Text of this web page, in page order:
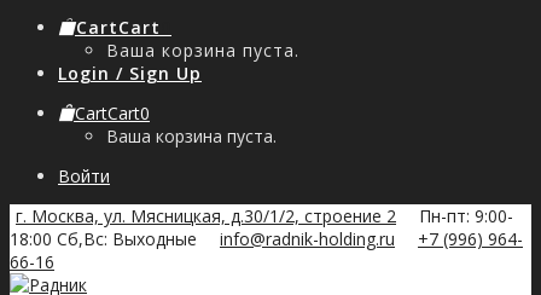
CartCart
Ваша корзина пуста.
Login / Sign Up
CartCart0
Ваша корзина пуста.
Войти
г. Москва, ул. Мясницкая, д.30/1/2, строение 2
Пн-пт: 9:00-
18:00 Сб,Вс: Выходные
info@radnik-holding.ru
+7 (996) 964-
66-16